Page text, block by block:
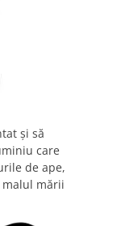
și să
care
de ape,
malul mării